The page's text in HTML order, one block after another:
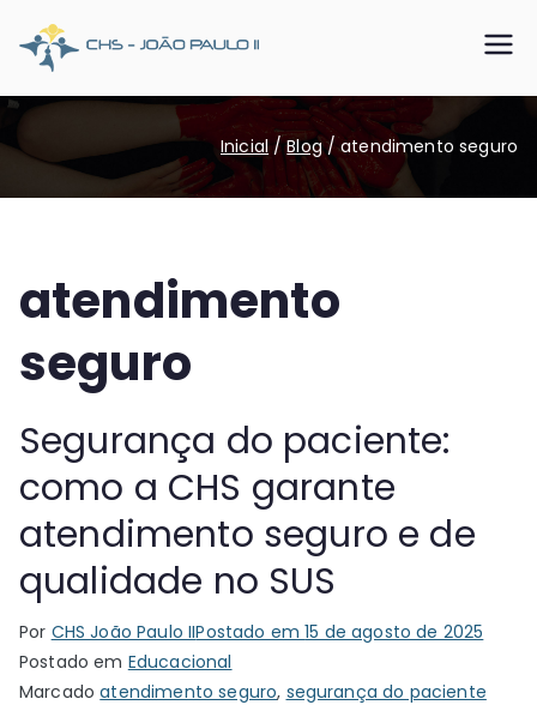
para
conteúdo
CHS João
Paulo II
Somos o SUS que dá certo
Inicial Blog atendimento seguro
atendimento
seguro
Segurança do paciente:
como a CHS garante
atendimento seguro e de
qualidade no SUS
Por CHS João Paulo IIPostado em15 de agosto de 2025
Postado em Educacional
Marcadoatendimento seguro, segurança do paciente